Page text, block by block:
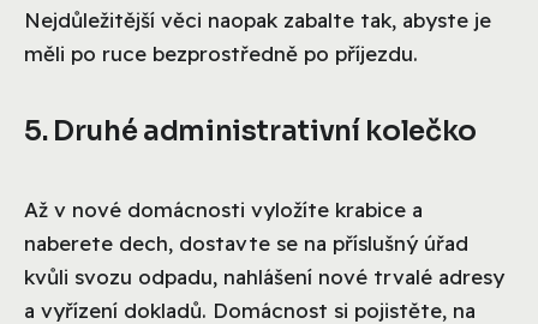
Nejdůležitější věci naopak zabalte tak, abyste je
měli po ruce bezprostředně po příjezdu.
5. Druhé administrativní kolečko
Až v nové domácnosti vyložíte krabice a
naberete dech, dostavte se na příslušný úřad
kvůli svozu odpadu, nahlášení nové trvalé adresy
a vyřízení dokladů. Domácnost si pojistěte, na